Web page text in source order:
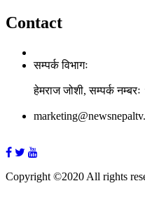
Contact
सम्पर्क विभागः
हेमराज जोशी, सम्पर्क
Copyright ©2020 All rights